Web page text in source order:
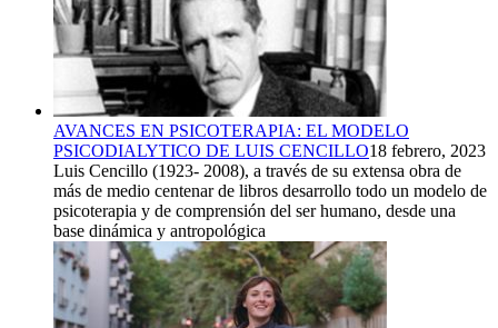
AVANCES EN PSICOTERAPIA: EL MODELO
PSICODIALYTICO DE LUIS CENCILLO18 febrero, 2023
Luis Cencillo (1923- 2008), a través de su extensa obra de
más de medio centenar de libros desarrollo todo un modelo de
psicoterapia y de comprensión del ser humano, desde una
base dinámica y antropológica